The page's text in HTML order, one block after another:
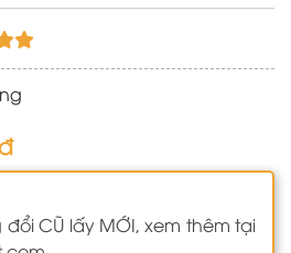
CŨ lấy MỚI, xem thêm tại